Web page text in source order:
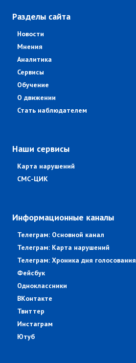
Разделы сайта
Новости
Мнения
Аналитика
Сервисы
Обучение
О движении
Стать наблюдателем
Наши сервисы
Карта нарушений
СМС-ЦИК
Информационные каналы
Телеграм: Основной канал
Телеграм: Карта нарушений
Телеграм: Хроника дня голосования
Фейсбук
Одноклассники
ВКонтакте
Твиттер
Инстаграм
Ютуб